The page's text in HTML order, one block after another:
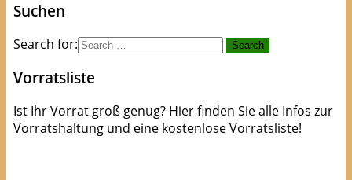
Suchen
Search for:
Vorratsliste
Ist Ihr Vorrat groß genug? Hier finden Sie alle Infos zur
Vorratshaltung und eine kostenlose Vorratsliste!